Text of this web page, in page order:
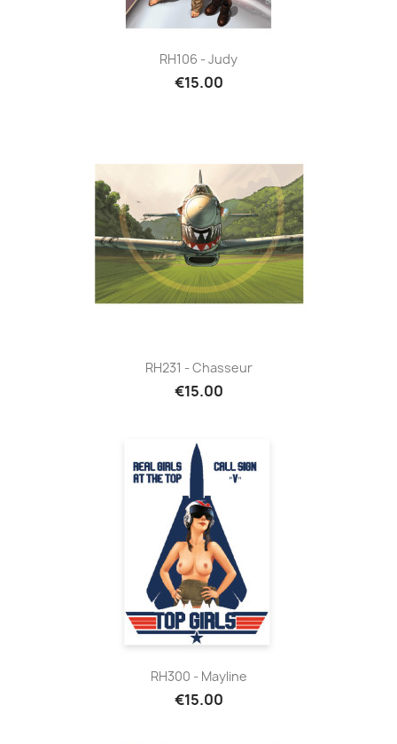
RH106 - Judy
€15.00
RH231 - Chasseur
€15.00
RH300 - Mayline
€15.00